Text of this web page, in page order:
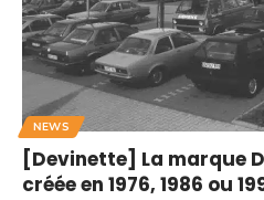
NEWS
[Devinette] La marque
créée en 1976, 1986 ou